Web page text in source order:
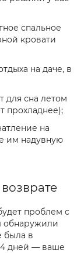
спальное
кровати
на даче, в
для сна летом
прохладнее);
на
им надувную
проблем с
обнаружили
была в
дней — ваше